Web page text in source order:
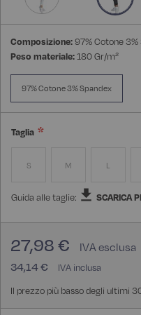
Composizione:97% Cotone 3%
Peso materiale:180 Gr/m²
97% Cotone 3% Spandex
Taglia
S M L
Guida alle taglie: SCARICA
34,14 €
27,98 €
Il prezzo più basso degli ultimi